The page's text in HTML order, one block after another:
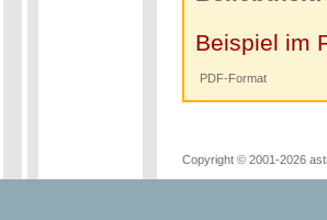
Beispiel im
PDF-Format
Copyright © 2001-2026